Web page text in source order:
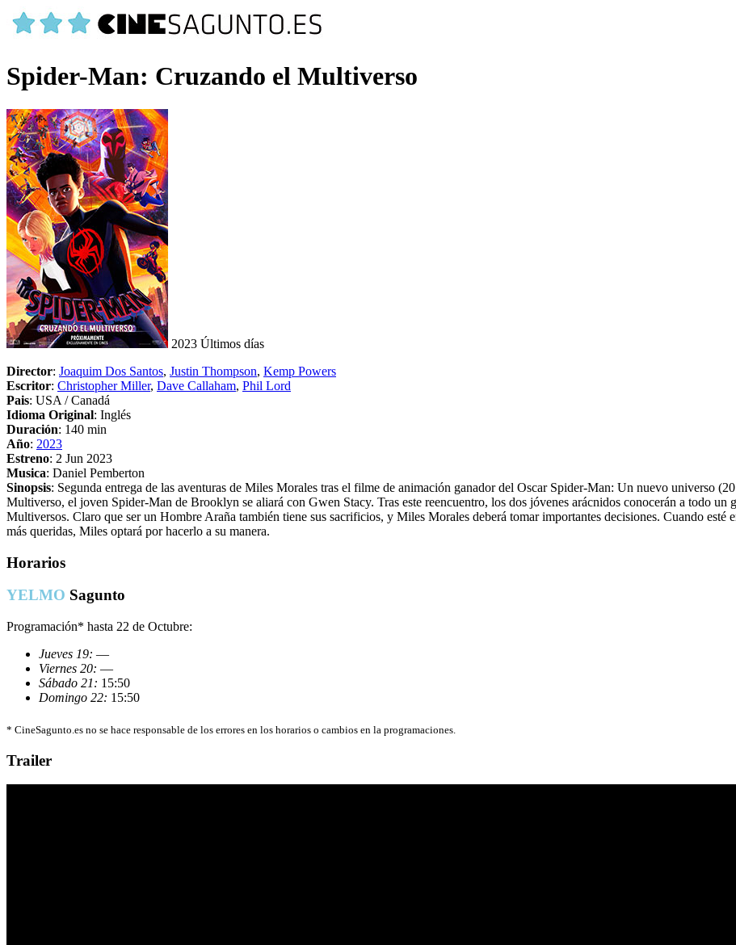
Spider-Man: Cruzando el Multiverso
2023 Últimos días
Director: Joaquim Dos Santos, Justin Thompson, Kemp Powers
Escritor: Christopher Miller, Dave Callaham, Phil Lord
Pais: USA / Canadá
Idioma Original: Inglés
Duración: 140 min
Año: 2023
Estreno: 2 Jun 2023
Musica: Daniel Pemberton
Sinopsis: Segunda entrega de las aventuras de Miles Morales tras el filme de animación ganador del Oscar Spider-Man: Un nuevo universo
Multiverso, el joven Spider-Man de Brooklyn se aliará con Gwen Stacy. Tras este reencuentro, los dos jóvenes arácnidos conocerán a todo
Multiversos. Claro que ser un Hombre Araña también tiene sus sacrificios, y Miles Morales deberá tomar importantes decisiones. Cuando esté
más queridas, Miles optará por hacerlo a su manera.
Horarios
YELMO Sagunto
Programación* hasta 22 de Octubre:
Jueves 19: —
Viernes 20: —
Sábado 21: 15:50
Domingo 22: 15:50
* CineSagunto.es no se hace responsable de los errores en los horarios o cambios en la programaciones.
Trailer